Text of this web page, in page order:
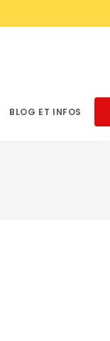
BLOG ET INFOS